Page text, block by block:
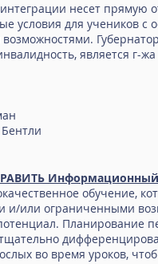
несет прямую
условия для учеников с
является г-
обучение,
и/или ограниченными
Планирование
во время уроков,